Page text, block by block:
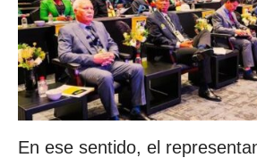
En ese sentido, el